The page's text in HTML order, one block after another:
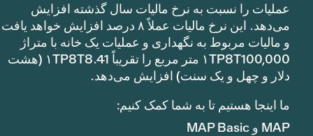
عملیات را نسبت به نرخ مالیات سال گذشته افزایش
می‌دهد. این نرخ مالیات عملاً ۸ درصد افزایش خواهد یافت
و مالیات مربوط به نگهداری و عملیات یک خانه با متراژ
۱TP8T100,000 متر مربع را تقریباً ۱TP8T8.41 (هشت
دلار و چهل و یک سنت) افزایش می‌دهد.
ما اینجا هستیم تا به شما کمک کنیم:
MAP و MAP Basic